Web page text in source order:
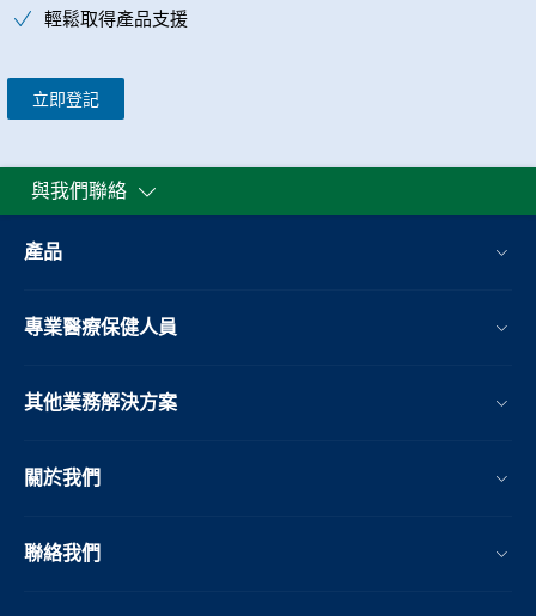
輕鬆取得產品支援
立即登記
與我們聯絡
產品
專業醫療保健人員
其他業務解決方案​
關於我們
聯絡我們